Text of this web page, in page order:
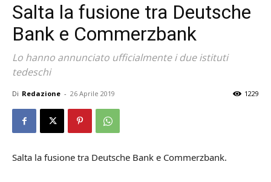
Salta la fusione tra Deutsche
Bank e Commerzbank
Lo hanno annunciato ufficialmente i due istituti
tedeschi
Di Redazione - 26 Aprile 2019 1229
Salta la fusione tra Deutsche Bank e Commerzbank.